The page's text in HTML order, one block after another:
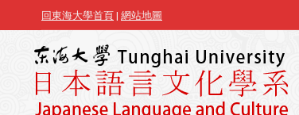
回東海大學首頁 | 網站地圖
關於我們 大學部 碩士班